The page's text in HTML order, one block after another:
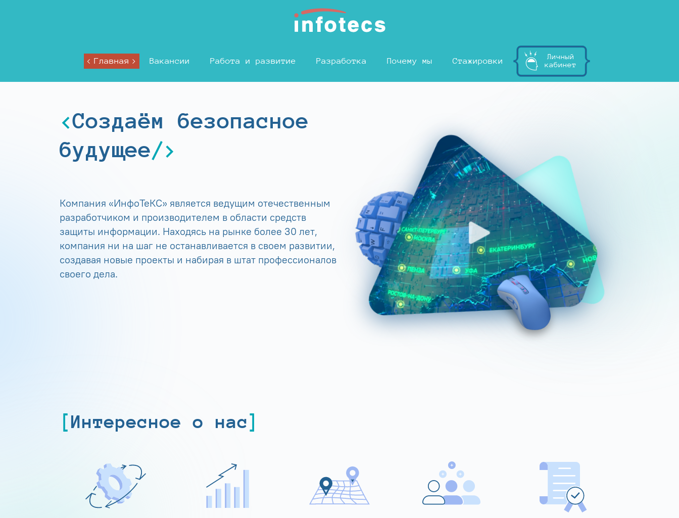
Главная Вакансии Работа и развитие Разработка Почему мы Стажировки
Личный
кабинет
Создаём безопасное
будущее
Компания «ИнфоТеКС» является ведущим отечественным
разработчиком и производителем в области средств
защиты информации. Находясь на рынке более 30 лет,
компания ни на шаг не останавливается в своем развитии,
создавая новые проекты и набирая в штат профессионалов
своего дела.
Интересное о нас